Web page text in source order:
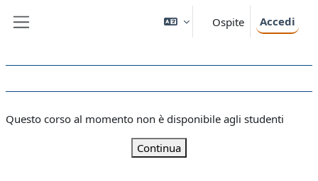
Ospite Accedi
Questo corso al momento non è disponibile agli studenti
Continua